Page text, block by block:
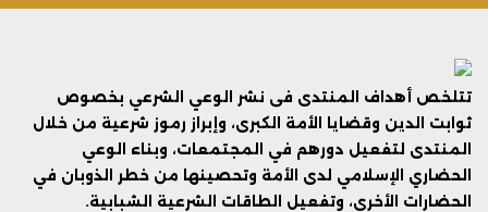
تتلخص أهداف المنتدى فى نشر الوعي الشرعي بخصوص
ثوابت الدين وقضايا الأمة الكبرى، وإبراز رموز شرعية من خلال
المنتدى لتفعيل دورهم في المجتمعات، وبناء الوعي
الحضاري الإسلامي لدى الأمة وتحصينها من خطر الذوبان في
الحضارات الأخرى، وتفعيل الطاقات الشرعية الشبابية.